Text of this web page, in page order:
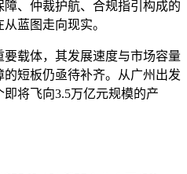
、仲裁护航、合规指引构成的
蓝图走向现实。
载体，其发展速度与市场容量
短板仍亟待补齐。从广州出发
将飞向3.5万亿元规模的产